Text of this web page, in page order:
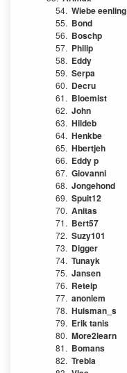
54. Wiebe eenling
55. Bond
56. Boschp
57. Philip
58. Eddy
59. Serpa
60. Decru
61. Bloemist
62. John
63. Hildeb
64. Henkbe
65. Hbertjeh
66. Eddy p
67. Giovanni
68. Jongehond
69. Spuit12
70. Anitas
71. Bert57
72. Suzy101
73. Digger
74. Tunayk
75. Jansen
76. Reteip
77. anoniem
78. Huisman_s
79. Erik tanis
80. More2learn
81. Bomans
82. Trebla